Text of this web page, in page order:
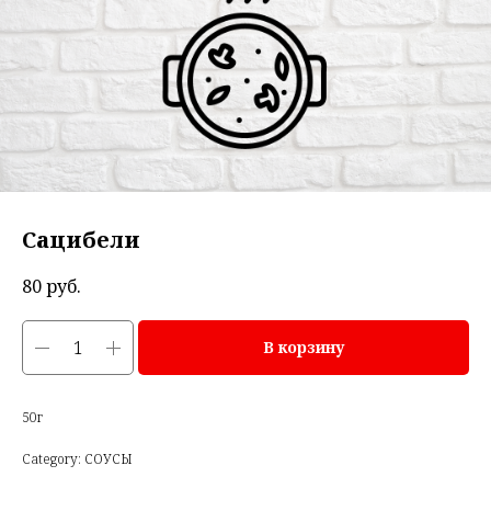
Сацибели
80руб.
В корзину
50г
Category: СОУСЫ